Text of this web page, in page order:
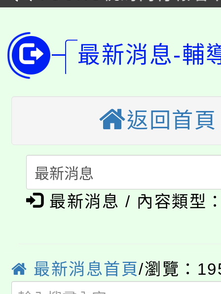
局官網。
8月14至27日，桃園電
開!
115年桃園市運動會8/
田徑場及游泳池舉行。
桃園市低收入戶享有免
半價優惠，詳情可洽有
者。
份教師增能研習
大溪自造教育及科技
淨零綠生活教案入校路
會
115年食農教育專業人
程
「本色祭」8/29、30在
場熱烈登場!
8/21下午1時於龍潭區
局官網。
8月14至27日，桃園電
開!
115年桃園市運動會8/
最新消息-輔
返回首頁
最新消息 / 內容類型
最新消息首頁/瀏覽：